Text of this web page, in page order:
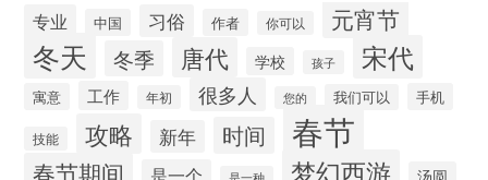
专业 中国 习俗 作者 你可以 元宵节
冬天 冬季 唐代 学校 孩子 宋代
寓意 工作 年初 很多人 您的 我们可以 手机
技能 攻略 新年 时间 春节
春节期间 是一个 梦幻西游 汤圆